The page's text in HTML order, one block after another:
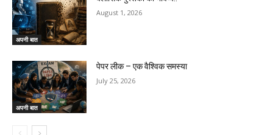
अपनी बात
August 1, 2026
अपनी बात
पेपर लीक – एक वैश्विक समस्या
July 25, 2026